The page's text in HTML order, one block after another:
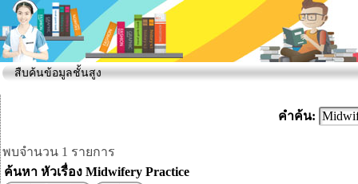
สืบค้นข้อมูลชั้นสูง
คำค้น:
พบจำนวน 1 รายการ
ค้นหา หัวเรื่อง Midwifery Practice